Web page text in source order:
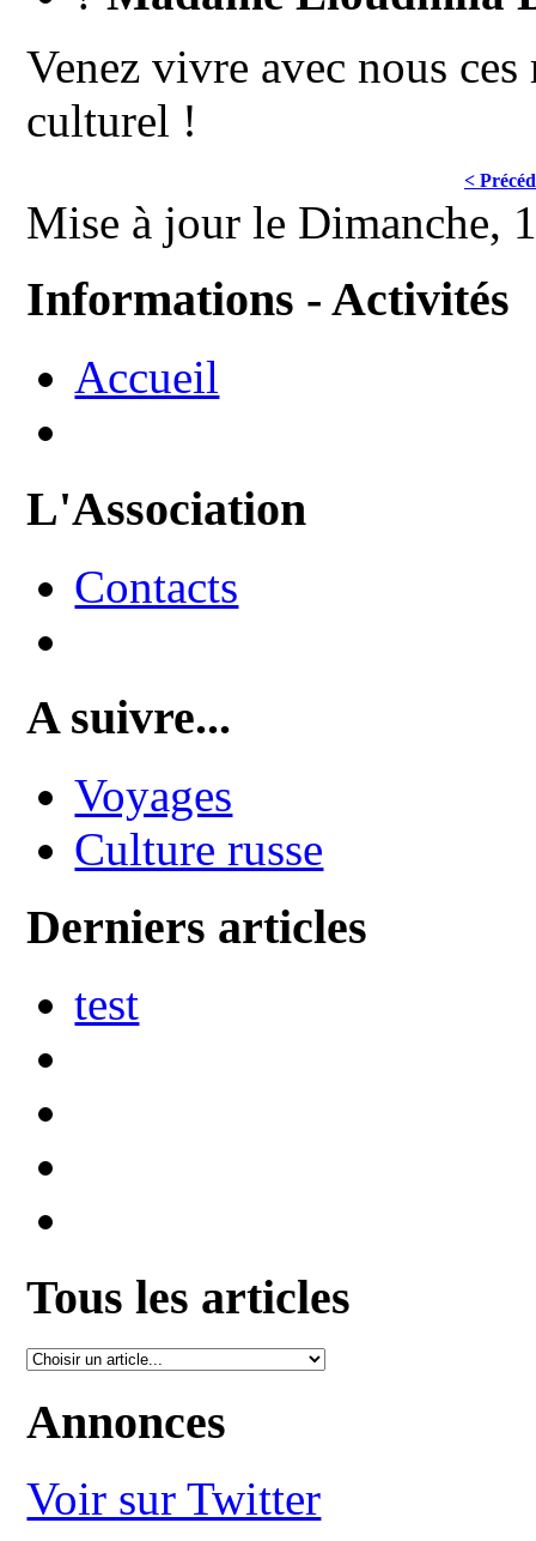
Venez vivre avec nous
culturel !
<
Mise à jour le Dimanche,
Informations - Activités
Accueil
L'Association
Contacts
A suivre...
Voyages
Culture russe
Derniers articles
test
Tous les articles
Annonces
Voir sur Twitter